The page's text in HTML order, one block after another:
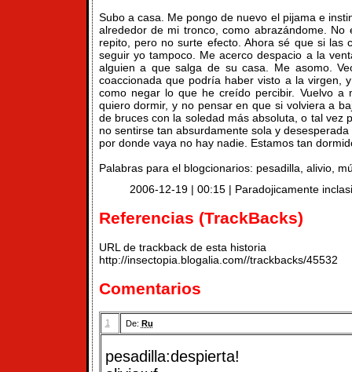
Subo a casa. Me pongo de nuevo el pijama e
alrededor de mi tronco, como abrazándome.
repito, pero no surte efecto. Ahora sé que si las
seguir yo tampoco. Me acerco despacio a la
alguien a que salga de su casa. Me asomo.
coaccionada que podría haber visto a la virgen,
como negar lo que he creído percibir. Vuelvo a
quiero dormir, y no pensar en que si volviera a
de bruces con la soledad más absoluta, o tal vez
no sentirse tan absurdamente sola y
por donde vaya no hay nadie. Estamos tan
Palabras para el blogcionarios: pesadilla, alivio,
2006-12-19 | 00:15 | Paradojicamente
Referencias (TrackBacks)
URL de trackback de esta historia
http://insectopia.blogalia.com//trackbacks/45532
Comentarios
1 De: Ru
pesadilla:despierta!